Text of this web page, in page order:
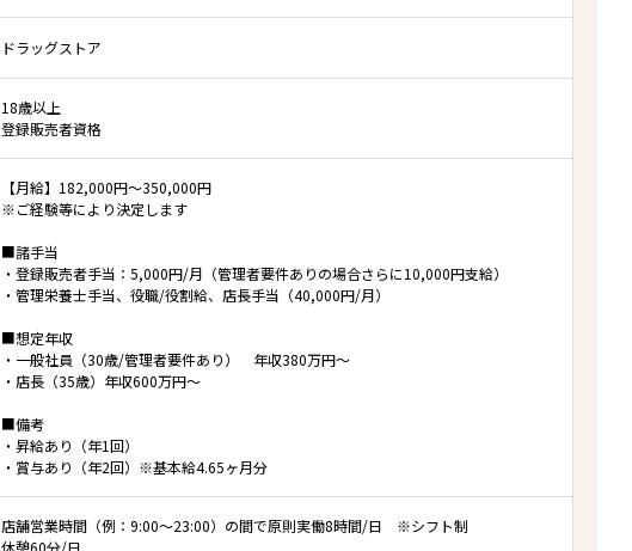
ドラッグストア
18歳以上
登録販売者資格
【月給】182,000円～350,000円
※ご経験等により決定します
■諸手当
・登録販売者手当：5,000円/月（管理者要件ありの場合さらに10,000円支給）
・管理栄養士手当、役職/役割給、店長手当（40,000円/月）
■想定年収
・一般社員（30歳/管理者要件あり） 年収380万円～
・店長（35歳）年収600万円～
■備考
・昇給あり（年1回）
・賞与あり（年2回）※基本給4.65ヶ月分
店舗営業時間（例：9:00～23:00）の間で原則実働8時間/日 ※シフト制